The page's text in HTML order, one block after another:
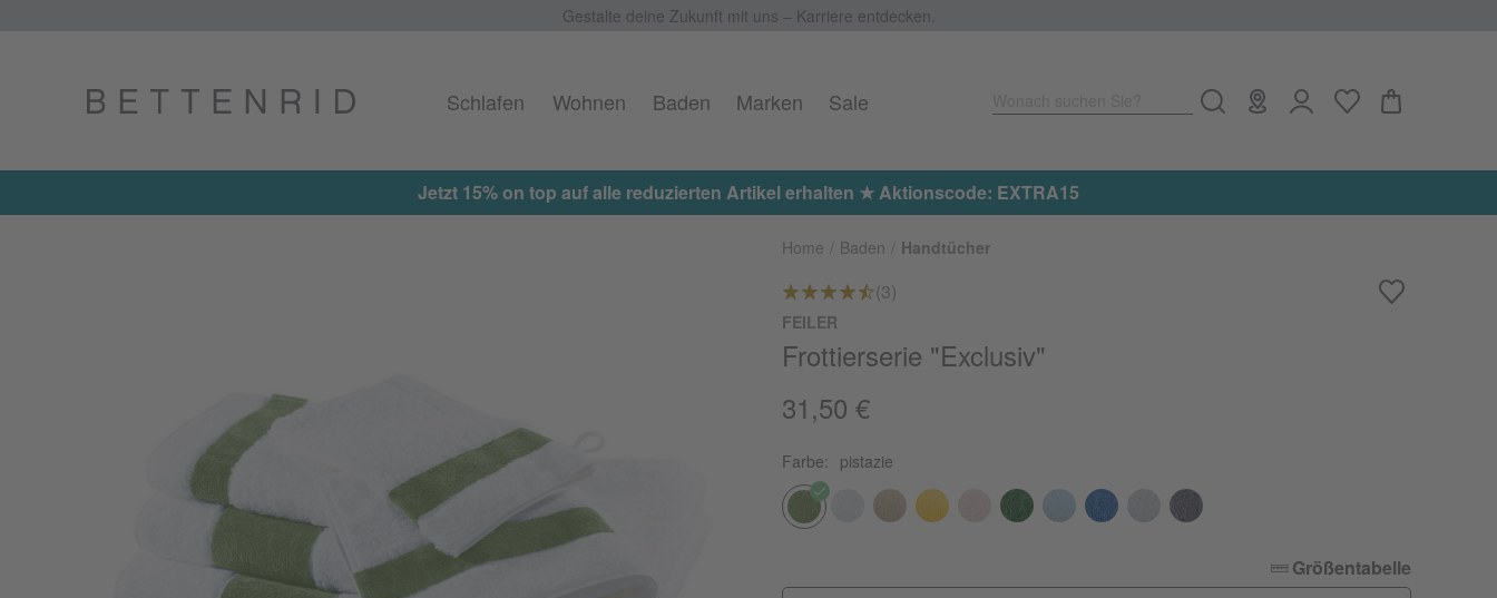
Gestalte deine Zukunft mit uns – Karriere entdecken.
Schlafen Wohnen Baden Marken Sale
Jetzt 15% on top auf alle reduzierten Artikel erhalten ★ Aktionscode: EXTRA15
Home Baden Handtücher
(3)
FEILER
Frottierserie "Exclusiv"
31,50 €
Farbe: pistazie
Größentabelle